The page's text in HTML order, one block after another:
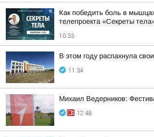
Как победить боль в
телепроекта «Секреты
10:33
В этом году распахнула
11:34
Михаил Ведерников:
12:48